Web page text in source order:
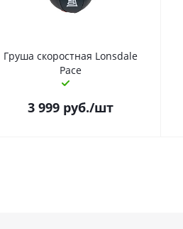
Груша скоростная Lonsdale
Pace
3 999 руб./шт